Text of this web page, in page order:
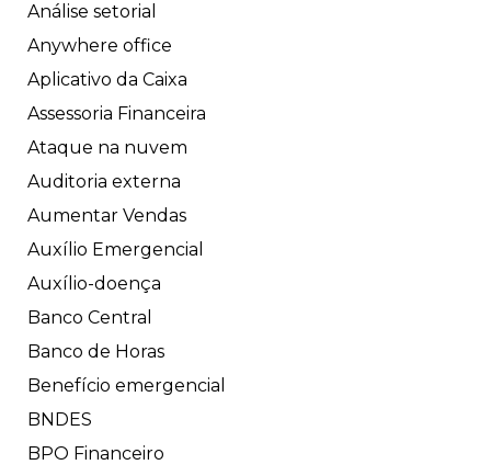
Análise setorial
Anywhere office
Aplicativo da Caixa
Assessoria Financeira
Ataque na nuvem
Auditoria externa
Aumentar Vendas
Auxílio Emergencial
Auxílio-doença
Banco Central
Banco de Horas
Benefício emergencial
BNDES
BPO Financeiro